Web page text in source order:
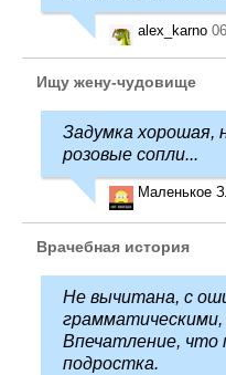
alex_karno
Ищу жену-чудовище
Задумка хорошая,
розовые сопли...
Маленькое
Врачебная история
Не вычитана, с
Впечатление, что
подростка.